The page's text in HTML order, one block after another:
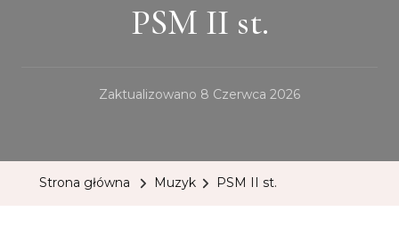
PSM II st.
Zaktualizowano 8 Czerwca 2026
Strona główna Muzyk PSM II st.